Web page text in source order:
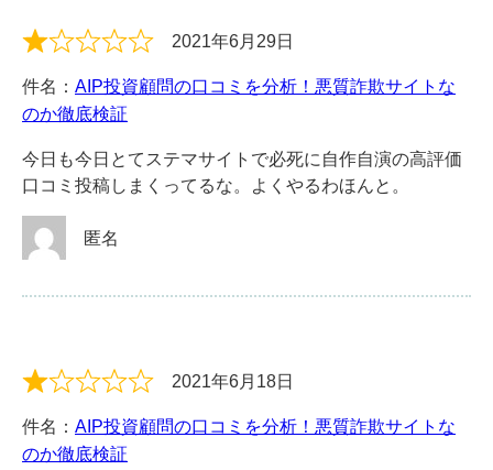
2021年6月29日
件名： AIP投資顧問の口コミを分析！悪質詐欺サイトな
のか徹底検証
今日も今日とてステマサイトで必死に自作自演の高評価
口コミ投稿しまくってるな。よくやるわほんと。
匿名
2021年6月18日
件名： AIP投資顧問の口コミを分析！悪質詐欺サイトな
のか徹底検証